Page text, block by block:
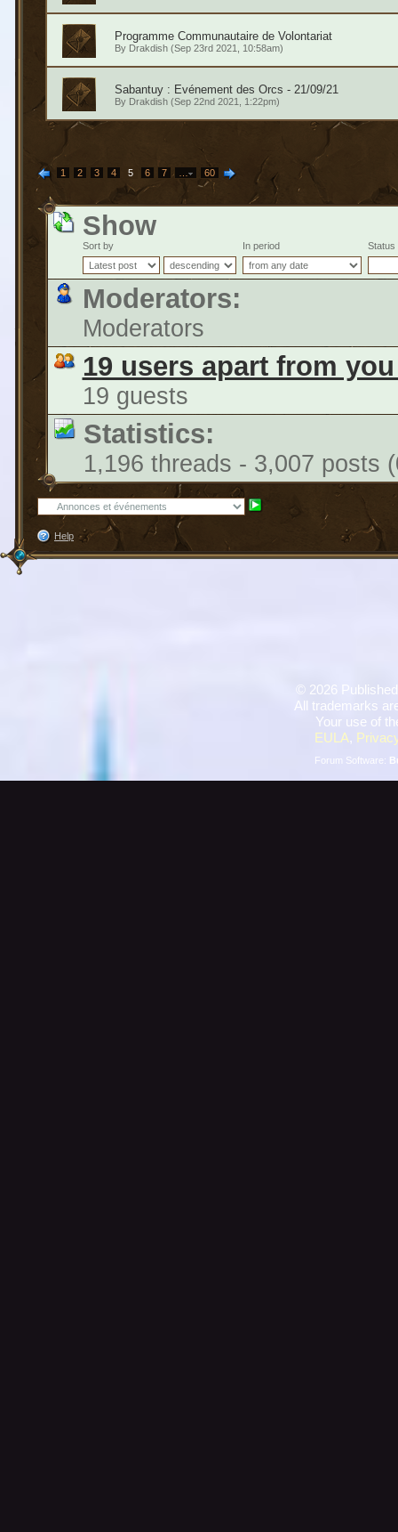
Programme Communautaire de Volontariat
By Drakdish(Sep 23rd 2021, 10:58am)
Sabantuy : Evénement des Orcs - 21/09/21
By Drakdish(Sep 22nd 2021, 1:22pm)
1 2 3 4 5 6 7 60
Show
Sort by In period Status
Moderators:
Moderators
19 users apart from
19 guests
Statistics:
1,196 threads - 3,007 posts
Help
© 2026
All trademarks
Your use of
EULA,
Forum Software: